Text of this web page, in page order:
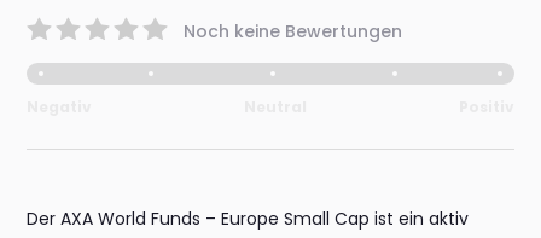
Noch keine Bewertungen
Der AXA World Funds – Europe Small Cap ist ein aktiv